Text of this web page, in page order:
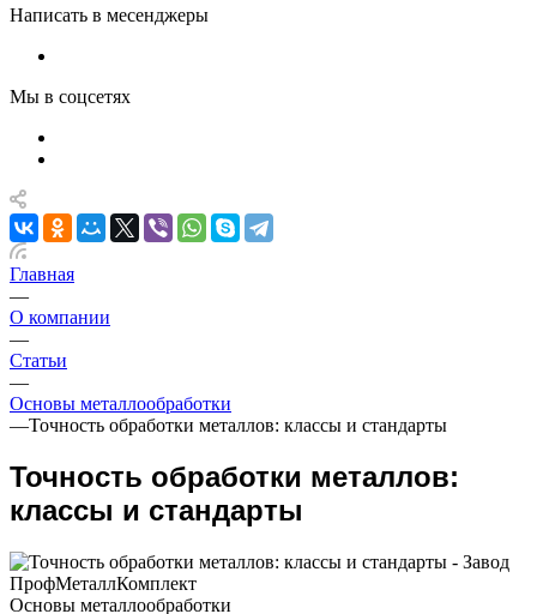
Написать в месенджеры
Мы в соцсетях
Главная
—
О компании
—
Статьи
—
Основы металлообработки
—Точность обработки металлов: классы и стандарты
Точность обработки металлов:
классы и стандарты
Основы металлообработки